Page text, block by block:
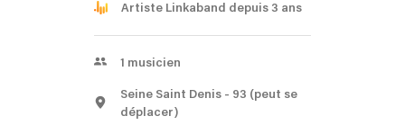
Artiste Linkaband depuis 3 ans
1 musicien
Seine Saint Denis - 93 (peut se
déplacer)